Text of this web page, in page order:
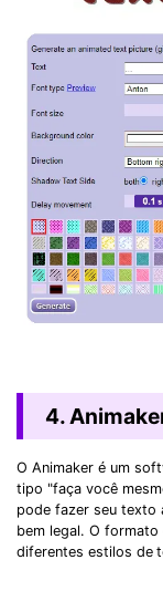
4.
O Animaker é um
tipo "faça você
pode fazer seu texto
bem legal. O
diferentes estilos de